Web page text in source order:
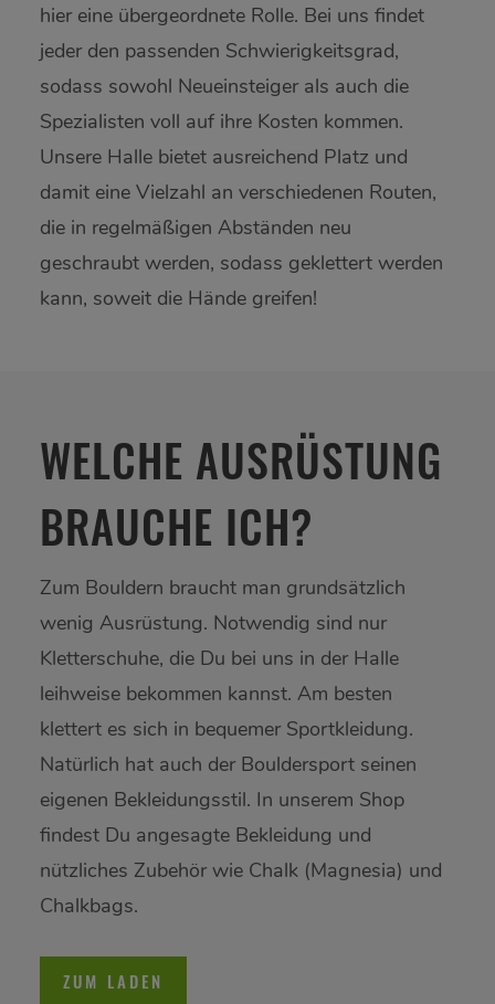
hier eine übergeordnete Rolle. Bei uns findet
jeder den passenden Schwierigkeitsgrad,
sodass sowohl Neueinsteiger als auch die
Spezialisten voll auf ihre Kosten kommen.
Unsere Halle bietet ausreichend Platz und
damit eine Vielzahl an verschiedenen Routen,
die in regelmäßigen Abständen neu
geschraubt werden, sodass geklettert werden
kann, soweit die Hände greifen!
WELCHE AUSRÜSTUNG
BRAUCHE ICH?
Zum Bouldern braucht man grundsätzlich
wenig Ausrüstung. Notwendig sind nur
Kletterschuhe, die Du bei uns in der Halle
leihweise bekommen kannst. Am besten
klettert es sich in bequemer Sportkleidung.
Natürlich hat auch der Bouldersport seinen
eigenen Bekleidungsstil. In unserem Shop
findest Du angesagte Bekleidung und
nützliches Zubehör wie Chalk (Magnesia) und
Chalkbags.
ZUM LADEN